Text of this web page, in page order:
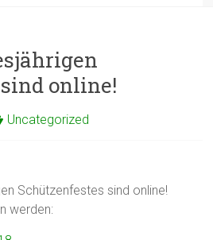
online!
Uncategorized
Schützenfestes sind online!
werden: